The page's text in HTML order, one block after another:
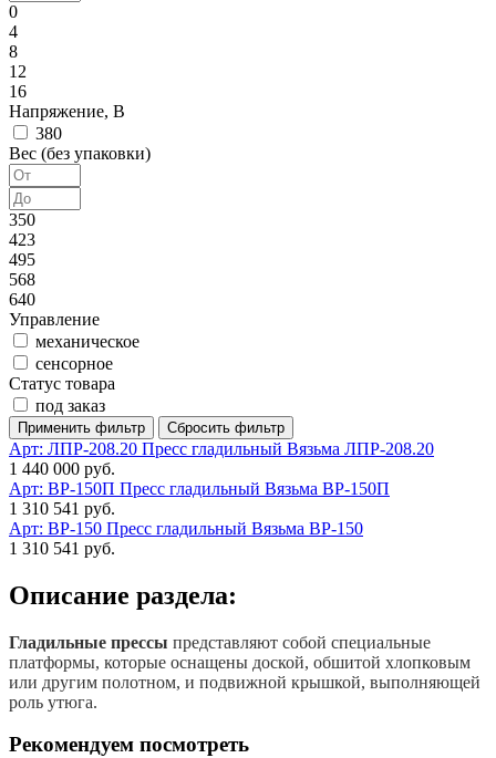
0
4
8
12
16
Напряжение, В
380
Вес (без упаковки)
350
423
495
568
640
Управление
механическое
сенсорное
Статус товара
под заказ
Арт: ЛПР-208.20 Пресс гладильный Вязьма ЛПР-208.20
1 440 000 руб.
Арт: ВР-150П Пресс гладильный Вязьма ВР-150П
1 310 541 руб.
Арт: ВР-150 Пресс гладильный Вязьма ВР-150
1 310 541 руб.
Описание раздела:
Гладильные прессы представляют собой специальные
платформы, которые оснащены доской, обшитой хлопковым
или другим полотном, и подвижной крышкой, выполняющей
роль утюга.
Рекомендуем посмотреть